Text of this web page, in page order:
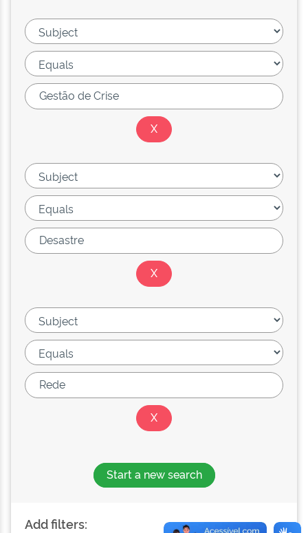
Start a new search
Add filters: